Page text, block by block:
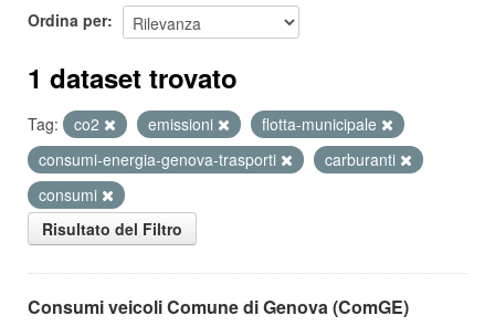
Ordina per
1 dataset trovato
Tag: co2 emissioni
flotta-municipale
consumi-energia-genova-trasporti
carburanti
consumi
Risultato del Filtro
Consumi veicoli Comune di Genova (ComGE)